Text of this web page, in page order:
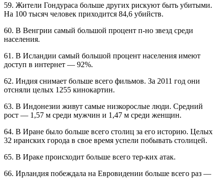
59. Жители Гондураса больше других рискуют быть убитыми.
На 100 тысяч человек приходится 84,6 убийств.
60. В Венгрии самый большой процент п-но звезд среди
населения.
61. В Исландии самый большой процент населения имеют
доступ в интернет — 92%.
62. Индия снимает больше всего фильмов. За 2011 год они
отсняли целых 1255 кинокартин.
63. В Индонезии живут самые низкорослые люди. Средний
рост — 1,57 м среди мужчин и 1,47 м среди женщин.
64. В Иране было больше всего столиц за его историю. Целых
32 иранских города в свое время успели побывать столицей.
65. В Ираке происходит больше всего тер-ких атак.
66. Ирландия побеждала на Евровидении больше всего раз —